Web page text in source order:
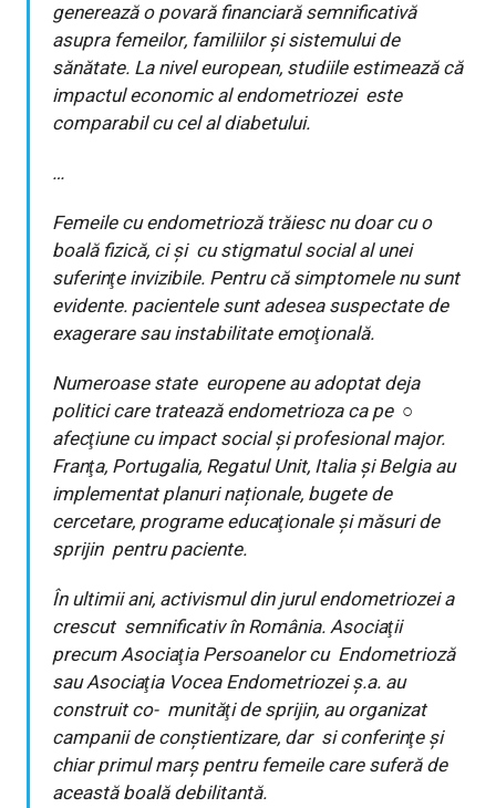
generează o povară financiară semnificativă
asupra femeilor, familiilor şi sistemului de
sănătate. La nivel european, studiile estimează că
impactul economic al endometriozei este
comparabil cu cel al diabetului.
…
Femeile cu endometrioză trăiesc nu doar cu o
boală fizică, ci și cu stigmatul social al unei
suferinţe invizibile. Pentru că simptomele nu sunt
evidente. pacientele sunt adesea suspectate de
exagerare sau instabilitate emoţională.
Numeroase state europene au adoptat deja
politici care tratează endometrioza ca pe ○
afecţiune cu impact social și profesional major.
Franţa, Portugalia, Regatul Unit, Italia și Belgia au
implementat planuri naționale, bugete de
cercetare, programe educaţionale și măsuri de
sprijin pentru paciente.
În ultimii ani, activismul din jurul endometriozei a
crescut semnificativ în România. Asociaţii
precum Asociaţia Persoanelor cu Endometrioză
sau Asociaţia Vocea Endometriozei ş.a. au
construit co- munităţi de sprijin, au organizat
campanii de conștientizare, dar si conferinţe și
chiar primul marş pentru femeile care suferă de
această boală debilitantă.